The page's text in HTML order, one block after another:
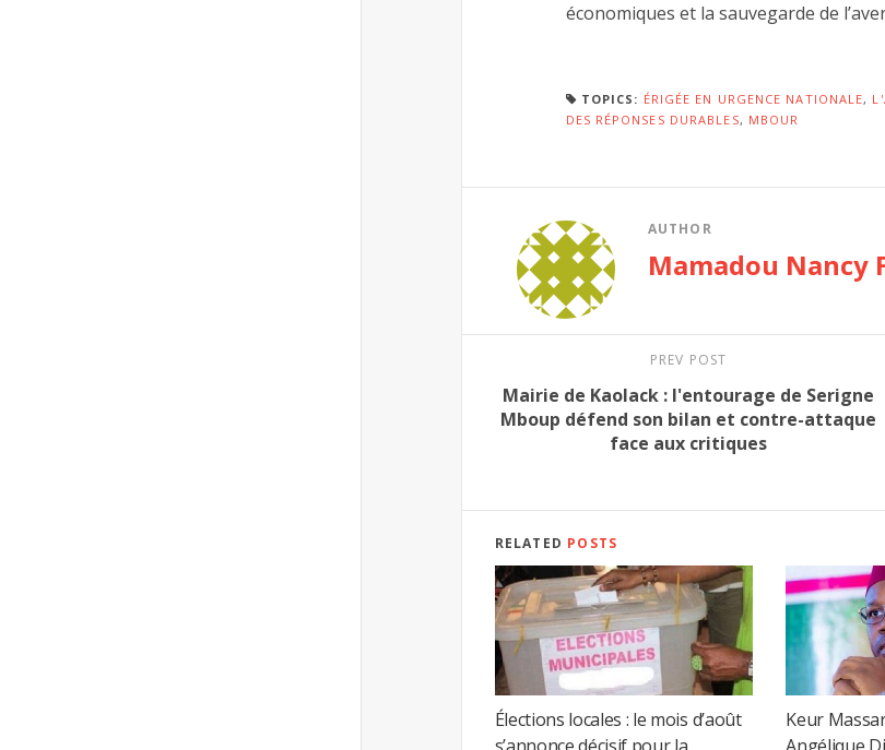
économiques et la sauvegarde de
TOPICS: ÉRIGÉE EN URGENCE NATIONALE,
DES RÉPONSES DURABLES, MBOUR
AUTHOR
Mamadou Nancy
PREV POST
Mairie de Kaolack : l'entourage de Serigne
Mboup défend son bilan et contre-attaque
face aux critiques
RELATED POSTS
Élections locales : le mois d’août
Keur